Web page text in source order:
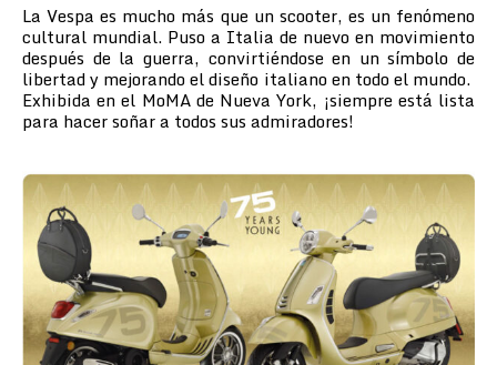
La Vespa es mucho más que un scooter, es un fenómeno
cultural mundial. Puso a Italia de nuevo en movimiento
después de la guerra, convirtiéndose en un símbolo de
libertad y mejorando el diseño italiano en todo el mundo.
Exhibida en el MoMA de Nueva York, ¡siempre está lista
para hacer soñar a todos sus admiradores!